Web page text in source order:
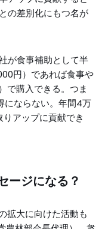
の差別化にもつ名が
が食事補助として半
円）であれば食事や
で購入できる。つま
にならない。年間4万
アップに貢献でき
ージになる？
拡大に向けた活動も